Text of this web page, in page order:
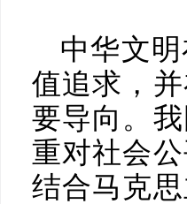
中华文
值追求，
要导向。
重对社会
结合马克